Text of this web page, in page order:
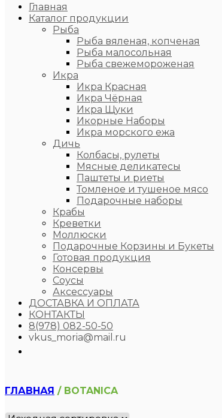
Главная
Каталог продукции
Рыба
Рыба вяленая, копченая
Рыба малосольная
Рыба свежемороженая
Икра
Икра Красная
Икра Чёрная
Икра Щуки
Икорные Наборы
Икра морского ежа
Дичь
Колбасы, рулеты
Мясные деликатесы
Паштеты и риеты
Томленое и тушеное мясо
Подарочные наборы
Крабы
Креветки
Моллюски
Подарочные Корзины и Букеты
Готовая продукция
Консервы
Соусы
Аксессуары
ДОСТАВКА И ОПЛАТА
КОНТАКТЫ
8(978) 082-50-50
vkus_moria@mail.ru
ГЛАВНАЯ / BOTANICA